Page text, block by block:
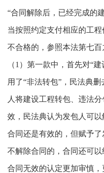
“合同解除后，已经完成的
当按照约定支付相应的工
不合格的，参照本法第七
（1）第一款中，首先对“
用了“非法转包”，民法典
人将建设工程转包、违法
效，民法典认为发包人可
合同还是有效的，但赋予
不解除合同的，合同还可
合同无效的认定更加审慎